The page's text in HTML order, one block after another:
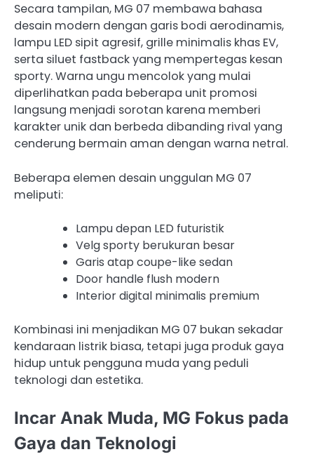
Secara tampilan, MG 07 membawa bahasa
desain modern dengan garis bodi aerodinamis,
lampu LED sipit agresif, grille minimalis khas EV,
serta siluet fastback yang mempertegas kesan
sporty. Warna ungu mencolok yang mulai
diperlihatkan pada beberapa unit promosi
langsung menjadi sorotan karena memberi
karakter unik dan berbeda dibanding rival yang
cenderung bermain aman dengan warna netral.
Beberapa elemen desain unggulan MG 07
meliputi:
Lampu depan LED futuristik
Velg sporty berukuran besar
Garis atap coupe-like sedan
Door handle flush modern
Interior digital minimalis premium
Kombinasi ini menjadikan MG 07 bukan sekadar
kendaraan listrik biasa, tetapi juga produk gaya
hidup untuk pengguna muda yang peduli
teknologi dan estetika.
Incar Anak Muda, MG Fokus pada
Gaya dan Teknologi